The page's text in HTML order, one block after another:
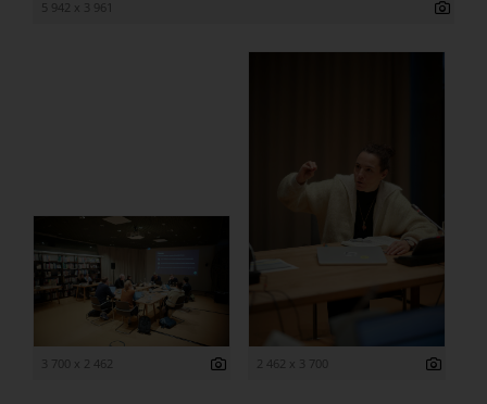
5 942 x 3 961
3 700 x 2 462 2 462 x 3 700